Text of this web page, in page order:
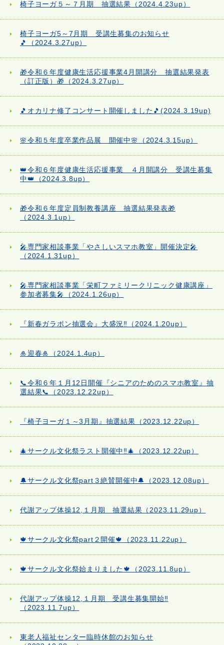
椅子ヨーガ５～７月期 抽選結果（2024.4.23up）
椅子ヨーガ5～7月期 受講生募集のお知らせ
🎵（2024.3.27up）
🎁令和６年度健康生活応援事業4月開講分 抽選結果発表
（訂正版）🎁（2024.3.27up）
🎵オカリナ修了コンサート開催しました🎵(2024.3.19up)
🌸令和５年度卒業作品展 開催中🌸（2024.3.15up）
👑令和６年度健康生活応援事業 ４月開講分 受講生募集
中👑（2024.3.8up）
🎁令和６年度定員制教養講座 抽選結果発表🎁
（2024.3.1up）
🎤専門家相談事業「やさしいスマホ教室」開催決定🎤
（2024.1.31up）
🎤専門家相談事業「栄町ファミリークリニック健康講座」
参加者募集🎤（2024.1.26up）
『新春ガラポン抽選会』大盛況‼（2024.1.20up）
🎍迎春🎍（2024.1.4up）
📞令和６年１月12日開催『シニアのためのスマホ教室』抽
選結果📞（2023.12.22up）
『椅子ヨーガ１～3月期』抽選結果（2023.12.22up）
🎄サークル文化祭ラスト開催中‼🎄（2023.12.22up）
🔔サークル文化祭part３絶賛開催中🔔（2023.12.08up）
代謝アップ体操12,１月期 抽選結果（2023.11.29up）
🍁サークル文化祭part２開催🍁（2023.11.22up）
🍁サークル文化祭始まりました🍁（2023.11.8up）
代謝アップ体操12,１月期 受講生募集開始‼
（2023.11.7up）
東老人福祉センター臨時休館のお知らせ